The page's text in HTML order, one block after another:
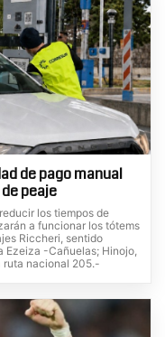
de pago manual
peaje
los tiempos de
a funcionar los tótems
Riccheri, sentido
Ezeiza -Cañuelas; Hinojo,
ruta nacional 205.-